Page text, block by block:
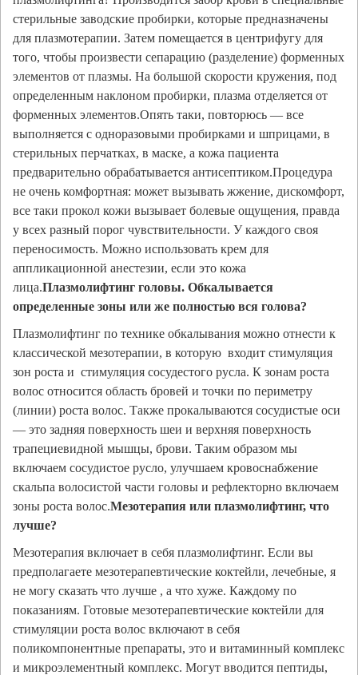
стерильные заводские пробирки, которые предназначены
для плазмотерапии. Затем помещается в центрифугу для
того, чтобы произвести сепарацию (разделение) форменных
элементов от плазмы. На большой скорости кружения, под
определенным наклоном пробирки, плазма отделяется от
форменных элементов.Опять таки, повторюсь — все
выполняется с одноразовыми пробирками и шприцами, в
стерильных перчатках, в маске, а кожа пациента
предварительно обрабатывается антисептиком.Процедура
не очень комфортная: может вызывать жжение, дискомфорт,
все таки прокол кожи вызывает болевые ощущения, правда
у всех разный порог чувствительности. У каждого своя
переносимость. Можно использовать крем для
аппликационной анестезии, если это кожа
лица.Плазмолифтинг головы. Обкалывается
определенные зоны или же полностью вся голова?
Плазмолифтинг по технике обкалывания можно отнести к
классической мезотерапии, в которую входит стимуляция
зон роста и стимуляция сосудестого русла. К зонам роста
волос относится область бровей и точки по периметру
(линии) роста волос. Также прокалываются сосудистые оси
— это задняя поверхность шеи и верхняя поверхность
трапециевидной мышцы, брови. Таким образом мы
включаем сосудистое русло, улучшаем кровоснабжение
скальпа волосистой части головы и рефлекторно включаем
зоны роста волос.Мезотерапия или плазмолифтинг, что
лучше?
Мезотерапия включает в себя плазмолифтинг. Если вы
предполагаете мезотерапевтические коктейли, лечебные, я
не могу сказать что лучше , а что хуже. Каждому по
показаниям. Готовые мезотерапевтические коктейли для
стимуляции роста волос включают в себя
поликомпонентные препараты, это и витаминный комплекс
и микроэлементный комплекс. Могут вводится пептиды,